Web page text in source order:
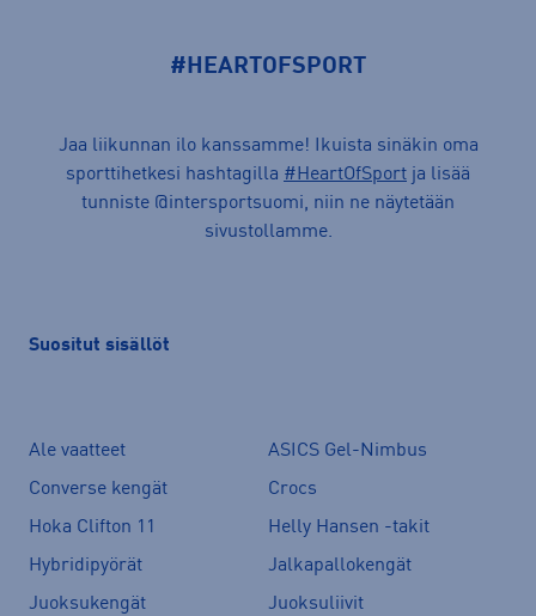
#HEARTOFSPORT
Jaa liikunnan ilo kanssamme! Ikuista sinäkin oma
sporttihetkesi hashtagilla #HeartOfSport ja lisää
tunniste @intersportsuomi, niin ne näytetään
sivustollamme.
Suositut sisällöt
Ale vaatteet
ASICS Gel-Nimbus
Converse kengät
Crocs
Hoka Clifton 11
Helly Hansen -takit
Hybridipyörät
Jalkapallokengät
Juoksukengät
Juoksuliivit